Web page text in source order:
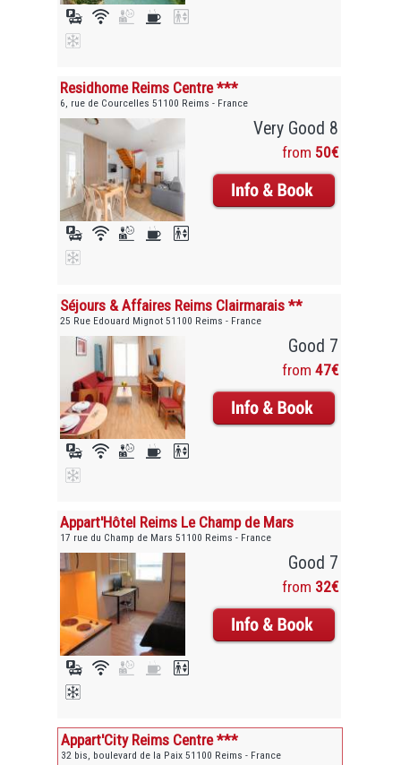
Residhome Reims Centre ***
6, rue de Courcelles 51100 Reims - France
Very Good 8
from 50€
Séjours & Affaires Reims Clairmarais **
25 Rue Edouard Mignot 51100 Reims - France
Good 7
from 47€
Appart'Hôtel Reims Le Champ de Mars
17 rue du Champ de Mars 51100 Reims - France
Good 7
from 32€
Appart'City Reims Centre ***
32 bis, boulevard de la Paix 51100 Reims - France